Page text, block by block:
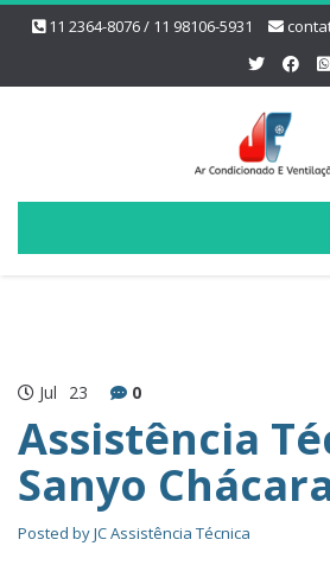
11 2364-8076 / 11 98106-5931
Jul 23 0
Assistência
Sanyo
Posted byJC Assistência Técnica